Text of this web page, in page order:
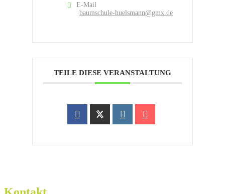
E-Mail
baumschule-huelsmann@gmx.de
TEILE DIESE VERANSTALTUNG